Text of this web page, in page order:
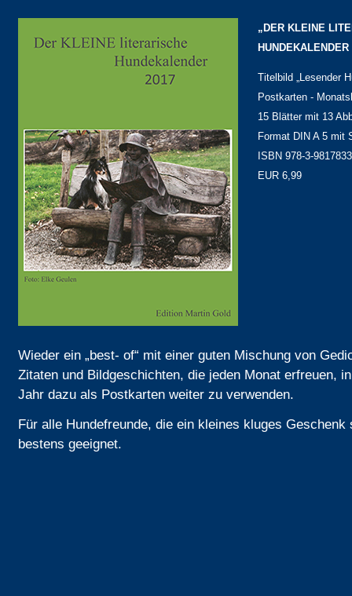
„DER KLEINE
HUNDEKALENDER
Titelbild „Lesender
Postkarten -
15 Blätter mit 13
Format DIN A 5 mit
ISBN 978-3-
EUR 6,99
Wieder ein „best- of“ mit einer guten Mischung von
Zitaten und Bildgeschichten, die jeden Monat erfreuen,
Jahr dazu als Postkarten weiter zu verwenden.
Für alle Hundefreunde, die ein kleines kluges Geschenk
bestens geeignet.